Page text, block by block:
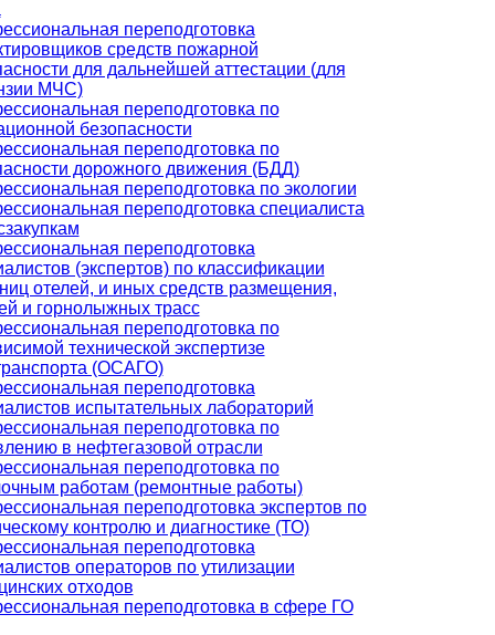
переподготовка
средств пожарной
для дальнейшей аттестации (для
МЧС)
переподготовка по
безопасности
переподготовка по
дорожного движения (БДД)
переподготовка по экологии
переподготовка специалиста
переподготовка
(экспертов) по классификации
отелей, и иных средств размещения,
и горнолыжных трасс
переподготовка по
технической экспертизе
(ОСАГО)
переподготовка
испытательных лабораторий
переподготовка по
в нефтегазовой отрасли
переподготовка по
работам (ремонтные работы)
переподготовка экспертов по
контролю и диагностике (ТО)
переподготовка
операторов по утилизации
отходов
переподготовка в сфере ГО